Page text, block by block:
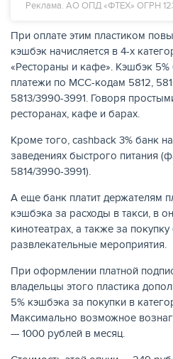
Реклама. АО ОПД «ФТЕХ» ОГРН
При оплате этим пластиком
кэшбэк начисляется в 4-х
«Рестораны и кафе». Кэшбэк 5%
платежи по МСС-кодам 5812,
5813/3990-3991. Говоря
ресторанах, кафе и барах.
Кроме того, cashback 3% банк
заведениях быстрого питания
5814/3990-3991).
А еще банк платит держателям
кэшбэка за расходы в такси, в
кинотеатрах, а также за
развлекательные мероприятия.
При оформлении платной
владельцы этого пластика
5% кэшбэка за покупки в
Максимально возможное
— 1000 рублей в месяц.